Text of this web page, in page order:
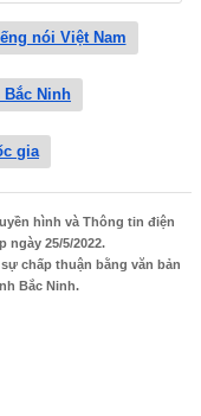
nói Việt Nam
Ninh
gia
hình và Thông tin điện
ngày 25/5/2022.
chấp thuận bằng văn bản
Bắc Ninh.